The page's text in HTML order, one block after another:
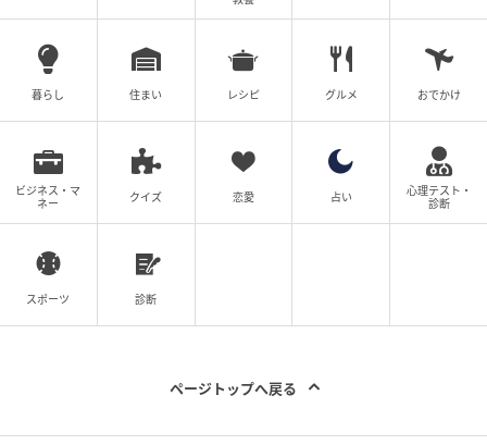
暮らし 住まい レシピ グルメ おでかけ
ビジネス・マ
ネー
クイズ 恋愛 占い
心理テスト・
診断
スポーツ 診断
ページトップへ戻る